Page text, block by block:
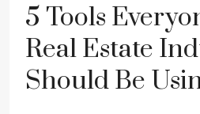
5 Tools
Real Estate
Should Be